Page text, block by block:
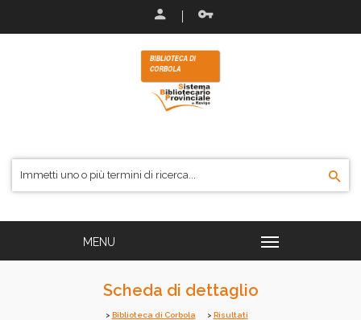
Scheda di dettaglio
Biblioteca di Corbola
Risultati